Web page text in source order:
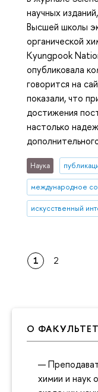
О
химии и наук
научных
Высшей школы
органической
Kyungpook
опубликовала
говорится на
показали, что
достижения
настолько
Наука
международное
искусственный
1 2